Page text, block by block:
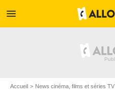
menu
Accueil News cinéma, films et séries TV